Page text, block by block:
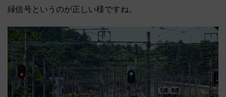
緑信号というのが正しい様ですね。